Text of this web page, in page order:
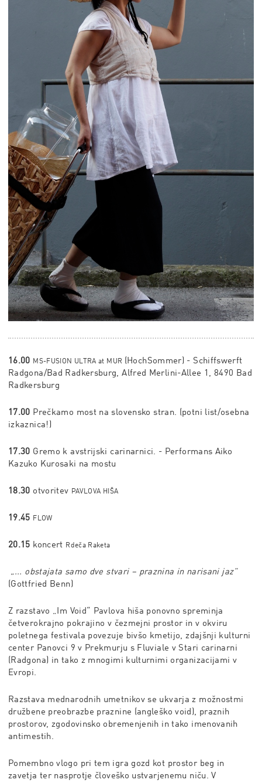
16.00 MS-FUSION ULTRA at MUR (HochSommer) -Schiffswerft
Radgona/Bad Radkersburg, Alfred Merlini-Allee 1, 8490 Bad
Radkersburg
17.00 Prečkamo most na slovensko stran. (potni list/osebna
izkaznica!)
17.30 Gremo k avstrijski carinarnici. - Performans Aiko
Kazuko Kurosaki na mostu
18.30 otvoritev PAVLOVA HIŠA
19.45 FLOW
20.15 koncert Rdeča Raketa
„... obstajata samo dve stvari – praznina in narisani jaz”
(Gottfried Benn)
Z razstavo „Im Void“ Pavlova hiša ponovno spreminja
četverokrajno pokrajino v čezmejni prostor in v okviru
poletnega festivala povezuje bivšo kmetijo, zdajšnji kulturni
center Panovci 9 v Prekmurju s Fluviale v Stari carinarni
(Radgona) in tako z mnogimi kulturnimi organizacijami v
Evropi.
Razstava mednarodnih umetnikov se ukvarja z možnostmi
družbene preobrazbe praznine (angleško void), praznih
prostorov, zgodovinsko obremenjenih in tako imenovanih
antimestih.
Pomembno vlogo pri tem igra gozd kot prostor beg in
zavetja ter nasprotje človeško ustvarjenemu niču. V